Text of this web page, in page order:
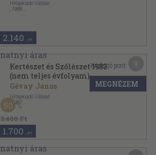
Hírlapkiadó Vállalat
1988
2.140 ,-Ft
Kertészet és Szőlészet 1982.
(nem teljes évfolyam)
Gévay János
Hírlapkiadó Vállalat
, 1982
Tűzött kötés
Kertészet és Szőlészet sorozat
3.400 Ft
50
1.700 ,-Ft
Kapható pont:
MEGNÉZEM